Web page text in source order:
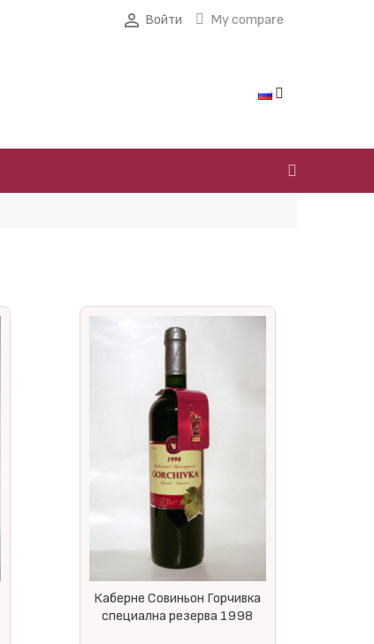
 Войти My compare
Каберне Совиньон Горчивка
специална резерва 1998